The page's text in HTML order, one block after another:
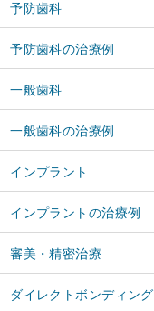
予防歯科
予防歯科の治療例
一般歯科
一般歯科の治療例
インプラント
インプラントの治療例
審美・精密治療
ダイレクトボンディング